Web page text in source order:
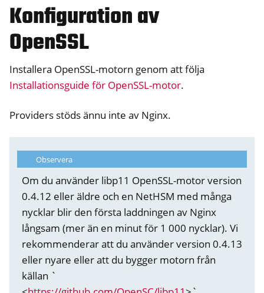
navigation of Compatible Software
Konfiguration av
OpenSSL
Installera OpenSSL-motorn genom att följa
Installationsguide för OpenSSL-motor.
Providers stöds ännu inte av Nginx.
Observera
Om du använder libp11 OpenSSL-motor version
0.4.12 eller äldre och en NetHSM med många
nycklar blir den första laddningen av Nginx
långsam (mer än en minut för 1 000 nycklar). Vi
rekommenderar att du använder version 0.4.13
eller nyare eller att du bygger motorn från
källan `